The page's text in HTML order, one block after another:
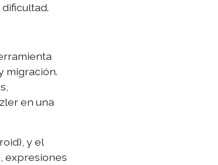
migración.
en una
y el
expresiones